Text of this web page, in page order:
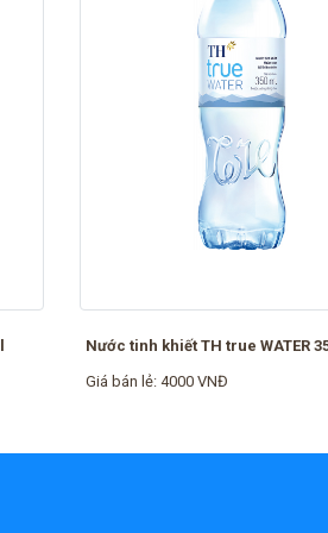
Nước tinh khiết TH true WATER
Giá bán lẻ: 4000 VNĐ